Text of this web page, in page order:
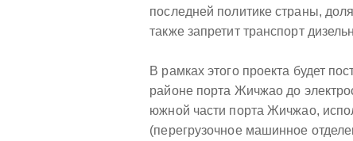
последней политике страны,
также запретит транспорт
В рамках этого проекта будет
районе порта Жичжао до
южной части порта Жичжао,
(перегрузочное машинное